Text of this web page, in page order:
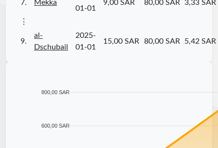
7. Mekka
01-01
9,00 SAR 80,00 SAR 3,33 SAR
⋮
9.
al-
Dschubail
2025-
01-01
15,00 SAR 80,00 SAR 5,42 SAR
800,00 SAR
600,00 SAR